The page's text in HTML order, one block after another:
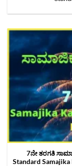
7ನೇ ತರಗತಿ
Standard